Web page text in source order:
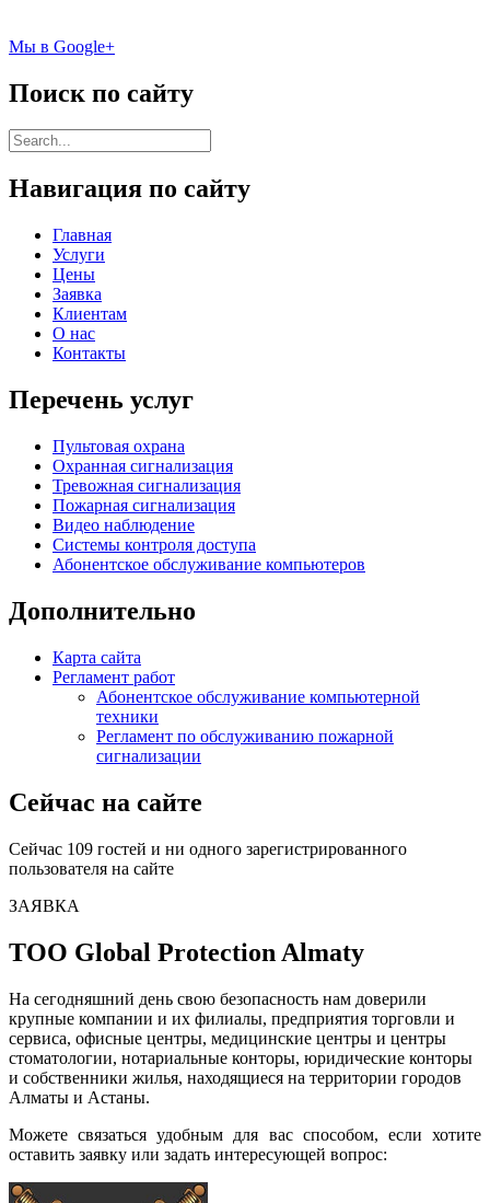
Мы в Google+
Поиск по сайту
Навигация по сайту
Главная
Услуги
Цены
Заявка
Клиентам
О нас
Контакты
Перечень услуг
Пультовая охрана
Охранная сигнализация
Тревожная сигнализация
Пожарная сигнализация
Видео наблюдение
Системы контроля доступа
Абонентское обслуживание компьютеров
Дополнительно
Карта сайта
Регламент работ
Абонентское обслуживание компьютерной
техники
Регламент по обслуживанию пожарной
сигнализации
Сейчас на сайте
Сейчас 109 гостей и ни одного зарегистрированного
пользователя на сайте
ЗАЯВКA
TOO Global Protection Almaty
На сегодняшний день свою безопасность нам доверили
крупные компании и их филиалы, предприятия торговли и
сервиса, офисные центры, медицинские центры и центры
стоматологии, нотариальные конторы, юридические конторы
и собственники жилья, находящиеся на территории городов
Алматы и Астаны.
Можете связаться удобным для вас способом, если хотите
оставить заявку или задать интересующей вопрос: